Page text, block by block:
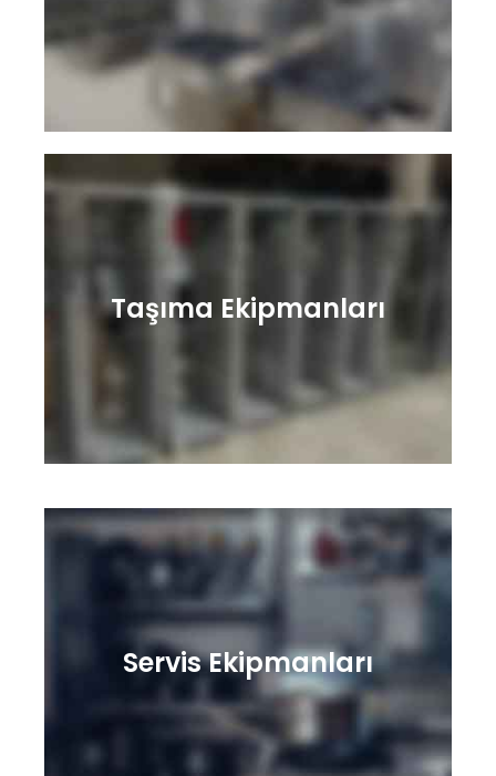
Taşıma Ekipmanları
Servis Ekipmanları